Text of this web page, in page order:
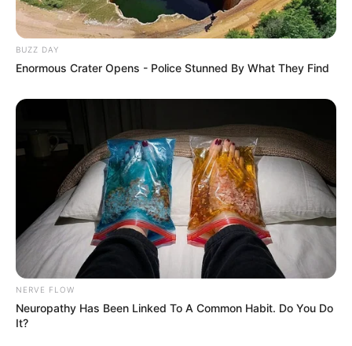
BUZZ DAY
Enormous Crater Opens - Police Stunned By What They Find
NERVE FLOW
Neuropathy Has Been Linked To A Common Habit. Do You Do
It?